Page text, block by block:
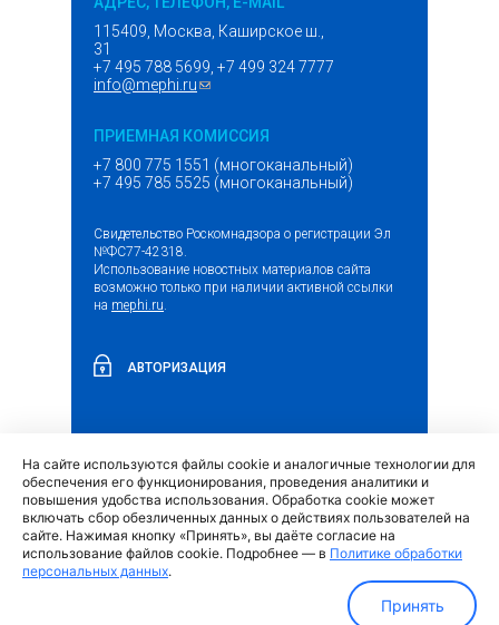
115409, Москва, Каширское ш.,
31
+7 495 788 5699, +7 499 324 7777
info@mephi.ru(ссылка для отправки email)
ПРИЕМНАЯ КОМИССИЯ
+7 800 775 1551 (многоканальный)
+7 495 785 5525 (многоканальный)
Свидетельство Роскомнадзора о регистрации Эл
№ФС77-42318.
Использование новостных материалов сайта
возможно только при наличии активной ссылки
на mephi.ru.
АВТОРИЗАЦИЯ
Обращение граждан и организаций (внешняя
ссылка)
Политика обработки персональных данных
На сайте используются файлы cookie и аналогичные технологии для
обеспечения его функционирования, проведения аналитики и
повышения удобства использования. Обработка cookie может
включать сбор обезличенных данных о действиях пользователей на
сайте. Нажимая кнопку «Принять», вы даёте согласие на
использование файлов cookie. Подробнее — в Политике обработки
персональных данных.
Принять